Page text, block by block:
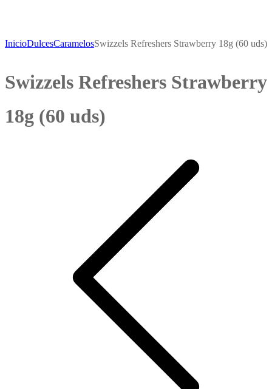
InicioDulcesCaramelosSwizzels Refreshers Strawberry 18g (60 uds)
Swizzels Refreshers Strawberry
18g (60 uds)